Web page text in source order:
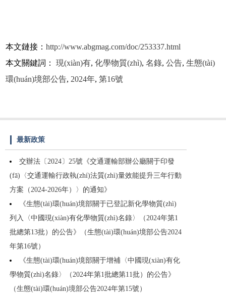
本文鏈接：http://www.abgmag.com/doc/253337.html
本文關鍵詞：現(xiàn)有,化學物質(zhì),名錄,公告,生態(tài)
環(huán)境部公告, 2024年,第16號
最新政策
交辦法〔2024〕25號《交通運輸部辦公廳關于印發
(fā)〈交通運輸行政執(zhí)法質(zhì)量效能提升三年行動
方案（2024-2026年）〉的通知》
《生態(tài)環(huán)境部關于已登記新化學物質(zhì)
列入〈中國現(xiàn)有化學物質(zhì)名錄〉（2024年第1
批總第13批）的公告》（生態(tài)環(huán)境部公告2024
年第16號）
《生態(tài)環(huán)境部關于增補〈中國現(xiàn)有化
學物質(zhì)名錄〉（2024年第1批總第11批）的公告》
（生態(tài)環(huán)境部公告2024年第15號）